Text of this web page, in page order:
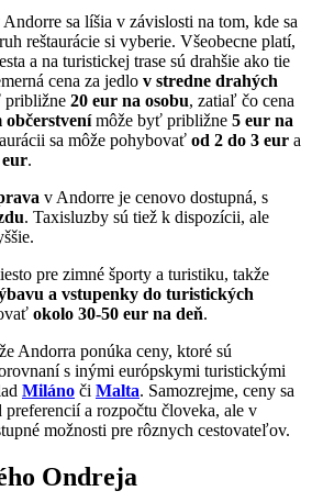
Andorre sa líšia v závislosti na tom, kde sa
reštaurácie si vyberie. Všeobecne platí,
a na turistickej trase sú drahšie ako tie
cena za jedlo v stredne drahých
približne 20 eur na osobu, zatiaľ čo cena
občerstvenímôže byť približne 5 eur na
sa môže pohybovať od 2 do 3 eur a
eur.
v Andorre je cenovo dostupná, s
. Taxisluzby sú tiež k dispozícii, ale
pre zimné športy a turistiku, takže
a vstupenky do turistických
okolo 30-50 eur na deň.
Andorra ponúka ceny, ktoré sú
s inými európskymi turistickými
Miláno či Malta. Samozrejme, ceny sa
a rozpočtu človeka, ale v
možnosti pre rôznych cestovateľov.
Ondreja